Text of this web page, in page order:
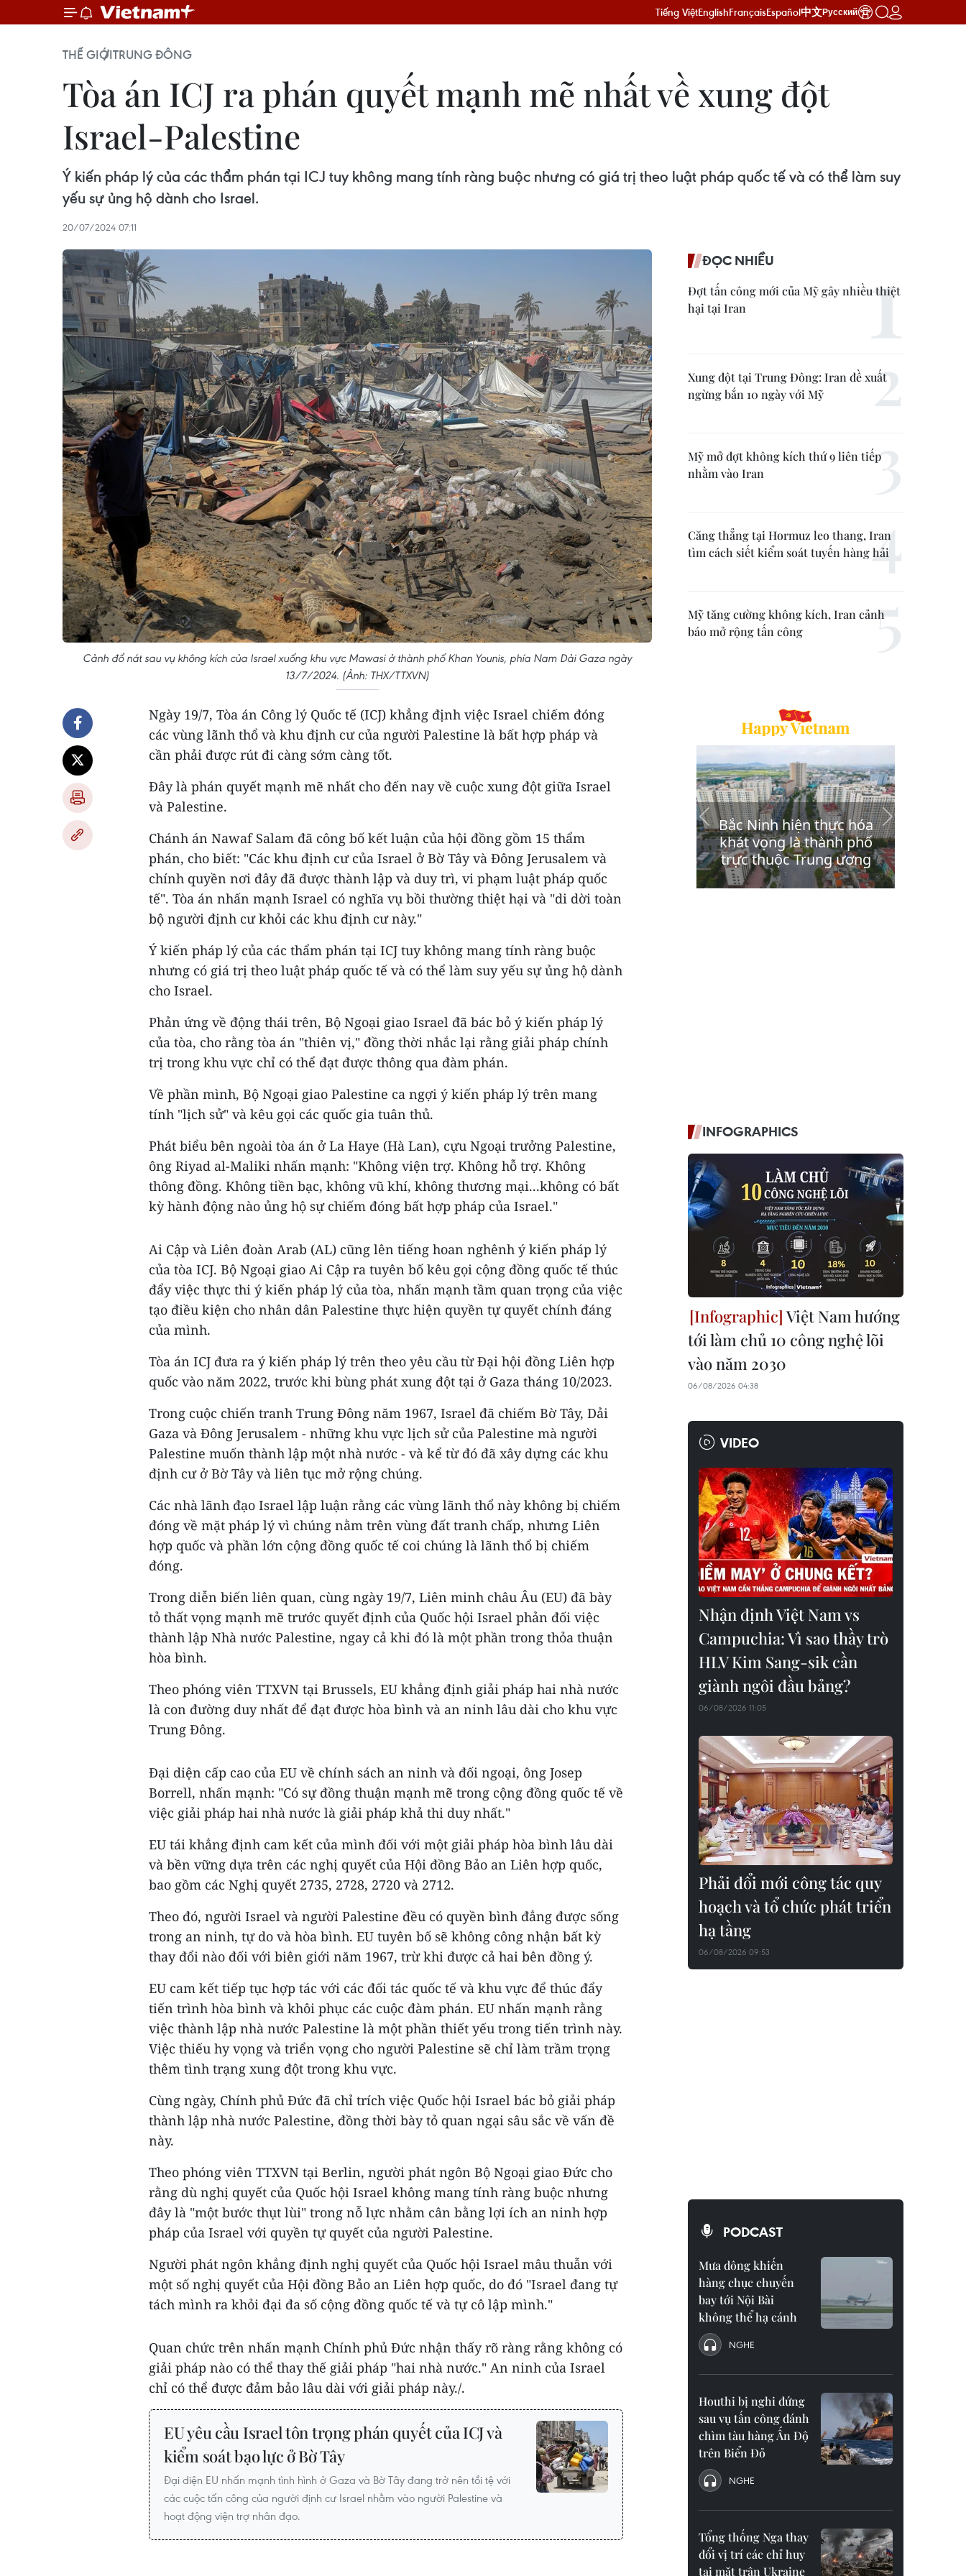
Tiếng ViệtEnglishFrançaisEspañol中文Русский
THẾ GIỚITRUNG ĐÔNG
Tòa án ICJ ra phán quyết mạnh mẽ nhất về xung đột
Israel-Palestine
Ý kiến pháp lý của các thẩm phán tại ICJ tuy không mang tính ràng buộc nhưng có giá trị theo luật pháp quốc tế và có thể làm suy
yếu sự ủng hộ dành cho Israel.
20/07/2024 07:11
Cảnh đổ nát sau vụ không kích của Israel xuống khu vực Mawasi ở thành phố Khan Younis, phía Nam Dải Gaza ngày
13/7/2024. (Ảnh: THX/TTXVN)
Ngày 19/7, Tòa án Công lý Quốc tế (ICJ) khẳng định việc Israel chiếm đóng
các vùng lãnh thổ và khu định cư của người Palestine là bất hợp pháp và
cần phải được rút đi càng sớm càng tốt.
Đây là phán quyết mạnh mẽ nhất cho đến nay về cuộc xung đột giữa Israel
và Palestine.
Chánh án Nawaf Salam đã công bố kết luận của hội đồng gồm 15 thẩm
phán, cho biết: "Các khu định cư của Israel ở Bờ Tây và Đông Jerusalem và
chính quyền nơi đây đã được thành lập và duy trì, vi phạm luật pháp quốc
tế". Tòa án nhấn mạnh Israel có nghĩa vụ bồi thường thiệt hại và "di dời toàn
bộ người định cư khỏi các khu định cư này."
Ý kiến pháp lý của các thẩm phán tại ICJ tuy không mang tính ràng buộc
nhưng có giá trị theo luật pháp quốc tế và có thể làm suy yếu sự ủng hộ dành
cho Israel.
Phản ứng về động thái trên, Bộ Ngoại giao Israel đã bác bỏ ý kiến pháp lý
của tòa, cho rằng tòa án "thiên vị," đồng thời nhắc lại rằng giải pháp chính
trị trong khu vực chỉ có thể đạt được thông qua đàm phán.
Về phần mình, Bộ Ngoại giao Palestine ca ngợi ý kiến pháp lý trên mang
tính "lịch sử" và kêu gọi các quốc gia tuân thủ.
Phát biểu bên ngoài tòa án ở La Haye (Hà Lan), cựu Ngoại trưởng Palestine,
ông Riyad al-Maliki nhấn mạnh: "Không viện trợ. Không hỗ trợ. Không
thông đồng. Không tiền bạc, không vũ khí, không thương mại...không có bất
kỳ hành động nào ủng hộ sự chiếm đóng bất hợp pháp của Israel."
Ai Cập và Liên đoàn Arab (AL) cũng lên tiếng hoan nghênh ý kiến pháp lý
của tòa ICJ. Bộ Ngoại giao Ai Cập ra tuyên bố kêu gọi cộng đồng quốc tế thúc
đẩy việc thực thi ý kiến pháp lý của tòa, nhấn mạnh tầm quan trọng của việc
tạo điều kiện cho nhân dân Palestine thực hiện quyền tự quyết chính đáng
của mình.
Tòa án ICJ đưa ra ý kiến pháp lý trên theo yêu cầu từ Đại hội đồng Liên hợp
quốc vào năm 2022, trước khi bùng phát xung đột tại ở Gaza tháng 10/2023.
Trong cuộc chiến tranh Trung Đông năm 1967, Israel đã chiếm Bờ Tây, Dải
Gaza và Đông Jerusalem - những khu vực lịch sử của Palestine mà người
Palestine muốn thành lập một nhà nước - và kể từ đó đã xây dựng các khu
định cư ở Bờ Tây và liên tục mở rộng chúng.
Các nhà lãnh đạo Israel lập luận rằng các vùng lãnh thổ này không bị chiếm
đóng về mặt pháp lý vì chúng nằm trên vùng đất tranh chấp, nhưng Liên
hợp quốc và phần lớn cộng đồng quốc tế coi chúng là lãnh thổ bị chiếm
đóng.
Trong diễn biến liên quan, cùng ngày 19/7, Liên minh châu Âu (EU) đã bày
tỏ thất vọng mạnh mẽ trước quyết định của Quốc hội Israel phản đối việc
thành lập Nhà nước Palestine, ngay cả khi đó là một phần trong thỏa thuận
hòa bình.
Theo phóng viên TTXVN tại Brussels, EU khẳng định giải pháp hai nhà nước
là con đường duy nhất để đạt được hòa bình và an ninh lâu dài cho khu vực
Trung Đông.
Đại diện cấp cao của EU về chính sách an ninh và đối ngoại, ông Josep
Borrell, nhấn mạnh: "Có sự đồng thuận mạnh mẽ trong cộng đồng quốc tế về
việc giải pháp hai nhà nước là giải pháp khả thi duy nhất."
EU tái khẳng định cam kết của mình đối với một giải pháp hòa bình lâu dài
và bền vững dựa trên các nghị quyết của Hội đồng Bảo an Liên hợp quốc,
bao gồm các Nghị quyết 2735, 2728, 2720 và 2712.
Theo đó, người Israel và người Palestine đều có quyền bình đẳng được sống
trong an ninh, tự do và hòa bình. EU tuyên bố sẽ không công nhận bất kỳ
thay đổi nào đối với biên giới năm 1967, trừ khi được cả hai bên đồng ý.
EU cam kết tiếp tục hợp tác với các đối tác quốc tế và khu vực để thúc đẩy
tiến trình hòa bình và khôi phục các cuộc đàm phán. EU nhấn mạnh rằng
việc thành lập nhà nước Palestine là một phần thiết yếu trong tiến trình này.
Việc thiếu hy vọng và triển vọng cho người Palestine sẽ chỉ làm trầm trọng
thêm tình trạng xung đột trong khu vực.
Cùng ngày, Chính phủ Đức đã chỉ trích việc Quốc hội Israel bác bỏ giải pháp
thành lập nhà nước Palestine, đồng thời bày tỏ quan ngại sâu sắc về vấn đề
này.
Theo phóng viên TTXVN tại Berlin, người phát ngôn Bộ Ngoại giao Đức cho
rằng dù nghị quyết của Quốc hội Israel không mang tính ràng buộc nhưng
đây là "một bước thụt lùi" trong nỗ lực nhằm cân bằng lợi ích an ninh hợp
pháp của Israel với quyền tự quyết của người Palestine.
Người phát ngôn khẳng định nghị quyết của Quốc hội Israel mâu thuẫn với
một số nghị quyết của Hội đồng Bảo an Liên hợp quốc, do đó "Israel đang tự
tách mình ra khỏi đại đa số cộng đồng quốc tế và tự cô lập mình."
Quan chức trên nhấn mạnh Chính phủ Đức nhận thấy rõ ràng rằng không có
giải pháp nào có thể thay thế giải pháp "hai nhà nước." An ninh của Israel
chỉ có thể được đảm bảo lâu dài với giải pháp này./.
EU yêu cầu Israel tôn trọng phán quyết của ICJ và
kiểm soát bạo lực ở Bờ Tây
Đại diện EU nhấn mạnh tình hình ở Gaza và Bờ Tây đang trở nên tồi tệ với
các cuộc tấn công của người định cư Israel nhằm vào người Palestine và
hoạt động viện trợ nhân đạo.
ĐỌC NHIỀU
Đợt tấn công mới của Mỹ gây nhiều thiệt
hại tại Iran
Xung đột tại Trung Đông: Iran đề xuất
ngừng bắn 10 ngày với Mỹ
Mỹ mở đợt không kích thứ 9 liên tiếp
nhằm vào Iran
Căng thẳng tại Hormuz leo thang, Iran
tìm cách siết kiểm soát tuyến hàng hải
Mỹ tăng cường không kích, Iran cảnh
báo mở rộng tấn công
INFOGRAPHICS
Việt Nam hướng
tới làm chủ 10 công nghệ lõi
vào năm 2030
06/08/2026 04:38
VIDEO
Nhận định Việt Nam vs
Campuchia: Vì sao thầy trò
HLV Kim Sang-sik cần
giành ngôi đầu bảng?
06/08/2026 11:05
Phải đổi mới công tác quy
hoạch và tổ chức phát triển
hạ tầng
06/08/2026 09:53
PODCAST
Mưa dông khiến
hàng chục chuyến
bay tới Nội Bài
không thể hạ cánh
NGHE
Houthi bị nghi đứng
sau vụ tấn công đánh
chìm tàu hàng Ấn Độ
trên Biển Đỏ
NGHE
Tổng thống Nga thay
đổi vị trí các chỉ huy
tại mặt trận Ukraine